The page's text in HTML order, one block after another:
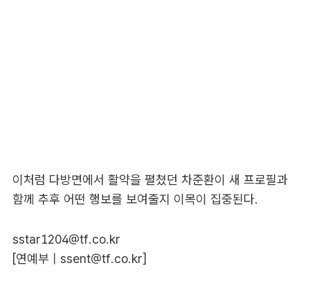
이처럼 다방면에서 활약을 펼쳤던 차준환이 새 프로필과
함께 추후 어떤 행보를 보여줄지 이목이 집중된다.
sstar1204@tf.co.kr
[연예부 | ssent@tf.co.kr]